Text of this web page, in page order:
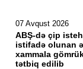
07 Avqust 2026
ABŞ-də çip
istifadə olunan
xammala
tətbiq edilib